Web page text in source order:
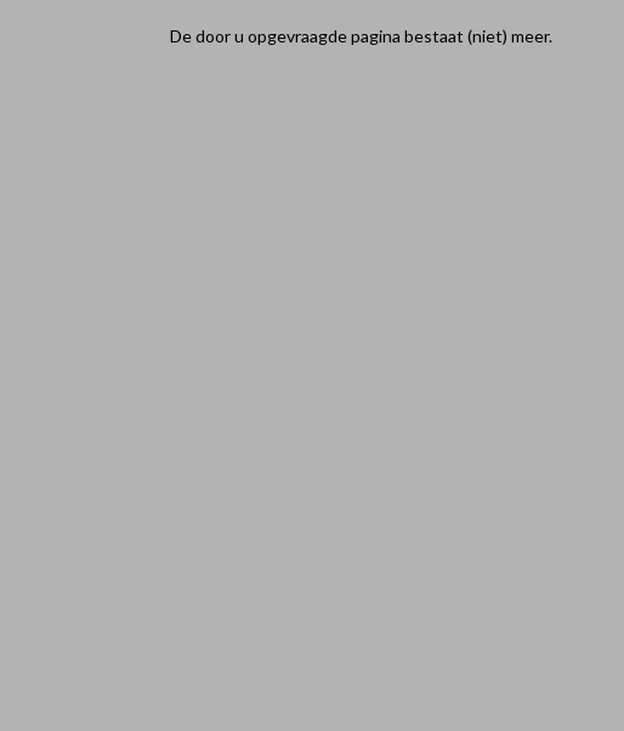
De door u opgevraagde pagina bestaat (niet) meer.